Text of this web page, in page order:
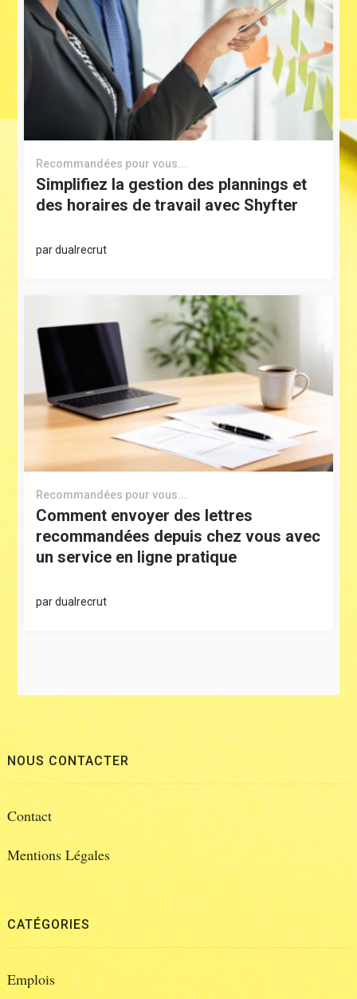
Recommandées pour vous...
Simplifiez la gestion des plannings et
des horaires de travail avec Shyfter
pardualrecrut
Recommandées pour vous...
Comment envoyer des lettres
recommandées depuis chez vous avec
un service en ligne pratique
pardualrecrut
NOUS CONTACTER
Contact
Mentions Légales
CATÉGORIES
Emplois